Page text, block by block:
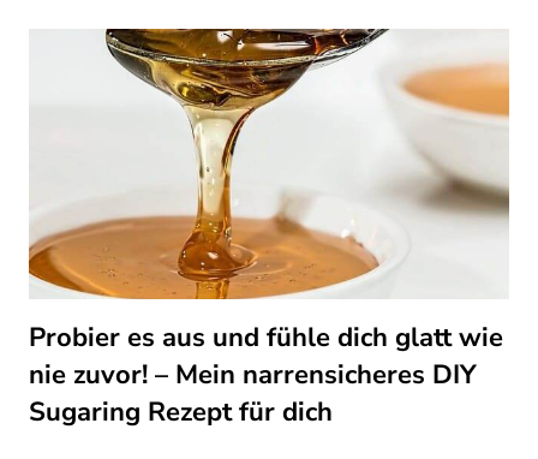
PATTIES
VON
GREENFORCE
Probier es aus und fühle dich glatt wie
nie zuvor! – Mein narrensicheres DIY
Sugaring Rezept für dich